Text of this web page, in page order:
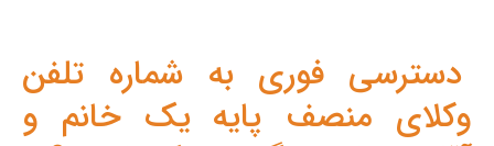
دسترسی فوری به شماره تلفن
وکلای منصف پایه یک خانم و